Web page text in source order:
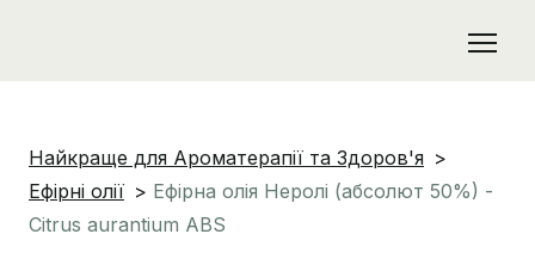
Найкраще для Ароматерапії та Здоров'я
Ефірні олії
Ефірна олія Неролі (абсолют 50%) -
Citrus aurantium ABS